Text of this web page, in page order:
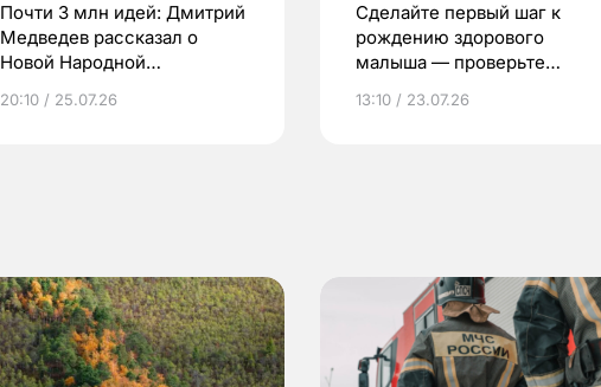
Почти 3 млн идей: Дмитрий
Медведев рассказал о
Новой Народной
20:10 / 25.07.26
Сделайте первый шаг к
рождению здорового
малыша — проверьте
по ОМС!
13:10 / 23.07.26